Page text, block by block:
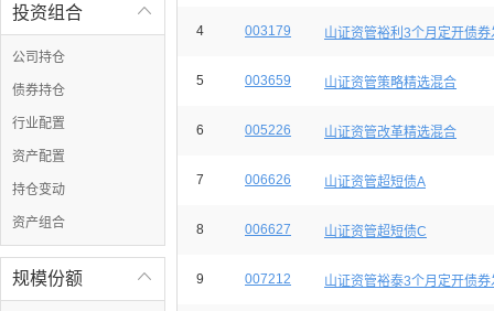

投资组合
公司持仓
债券持仓
行业配置
资产配置
持仓变动
资产组合

规模份额
4 003179 山证资管裕利3个月定开债券
5 003659 山证资管策略精选混合
6 005226 山证资管改革精选混合
7 006626 山证资管超短债A
8 006627 山证资管超短债C
9 007212 山证资管裕泰3个月定开债券